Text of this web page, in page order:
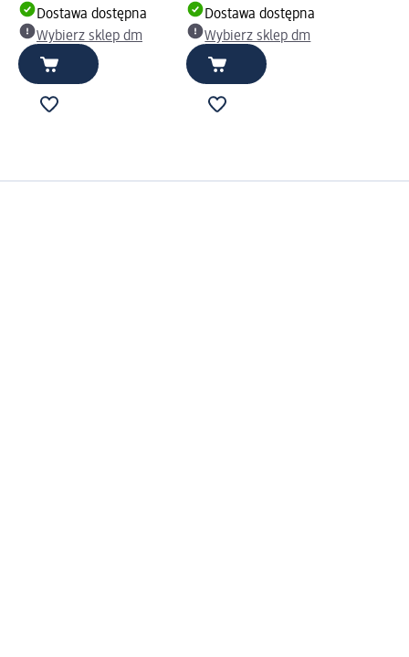
Dostawa dostępna
Wybierz sklep dm
Dostawa dostępna
Wybierz sklep dm